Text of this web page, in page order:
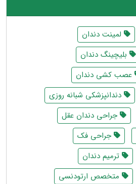
لمینت دندان
بلیچینگ دندان
عصب کشی دندان
دندانپزشکی شبانه روزی
جراحی دندان عقل
جراحی فک
ترمیم دندان
متخصص ارتودنسی